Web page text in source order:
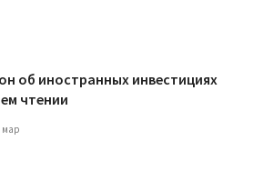
об иностранных инвестициях
чтении
мар